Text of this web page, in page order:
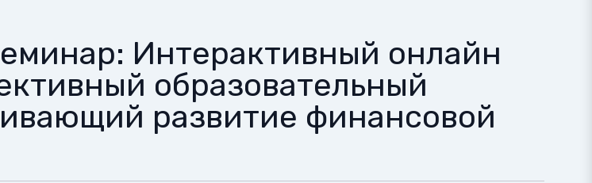
Интерактивный онлайн
образовательный
развитие финансовой